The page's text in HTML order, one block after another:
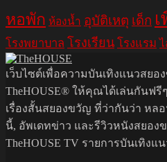
หอพัก ห้องน้ำ อุบัติเหตุ เด็ก
โรงพยาบาล โรงเรียน โรงแรม
เว็บไซต์เพื่อความบันเทิงแนวสยอ
TheHOUSE® ให้คุณได้เล่นกันฟรี
เรื่องสั้นสยองขวัญ ที่ว่ากันว่า ห
นี้, อัพเดทข่าว และรีวิวหนังสยอง
TheHOUSE TV รายการบันเทิง